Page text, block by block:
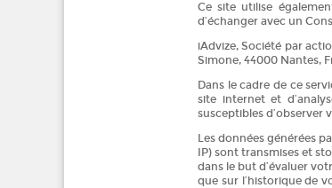
Ce site utilise
d’échanger avec un
iAdvize, Société par
Simone, 44000 Nantes,
Dans le cadre de ce
site internet et
susceptibles d’observer
Les données générées
IP) sont transmises et
dans le but d’évaluer
que sur l’historique de